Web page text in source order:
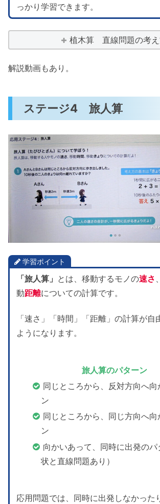
っかり学習できます。
植木算 直線問題の考
解説動画もあり。
ステージ4 旅人算
学習ポイント
「旅人算」 とは、移動するモノの速さ
動距離についての計算です。
「速さ」「時間」「距離」の計算が自
ようになります。
旅人算のパターン
同じところから、反対方向へ向
ン
同じところから、同じ方向へ向
ン
向かいあって、同時に出発のパ
状と直線問題あり）
応用問題では、同時に出発しなかった